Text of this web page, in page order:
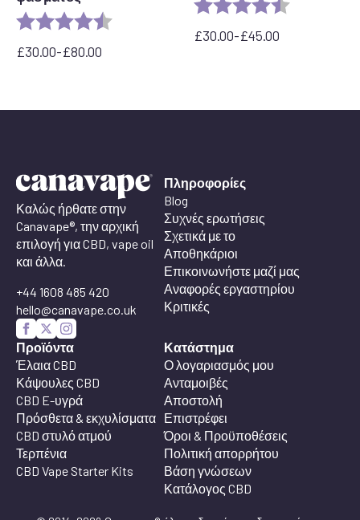
Rating:
£30.00-£80.00
Εύρος
30,00
£
£30.00-£45.00
Εύρος
£
Καλώς ήρθατε στην
Canavape®, την αρχική
επιλογή για CBD, vape oil
και άλλα.
+44 1608 485 420
hello@canavape.co.uk
Πληροφορίες
Blog
Συχνές ερωτήσεις
Σχετικά με το
Αποθηκάριοι
Επικοινωνήστε μαζί μας
Αναφορές εργαστηρίου
Κριτικές
Προϊόντα
Έλαια CBD
Κάψουλες CBD
CBD E-υγρά
Πρόσθετα & εκχυλίσματα
CBD στυλό ατμού
Τερπένια
CBD Vape Starter Kits
Κατάστημα
Ο λογαριασμός μου
Ανταμοιβές
Αποστολή
Επιστρέφει
Όροι & Προϋποθέσεις
Πολιτική απορρήτου
Βάση γνώσεων
Κατάλογος CBD